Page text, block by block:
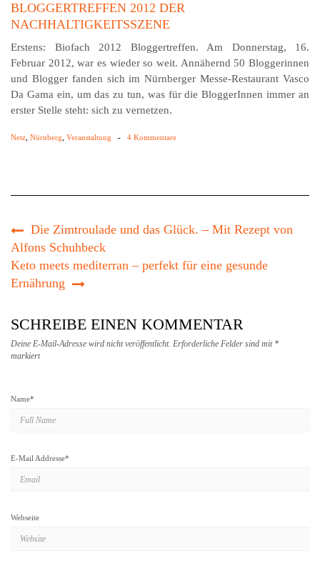
BLOGGERTREFFEN 2012 DER
NACHHALTIGKEITSSZENE
Erstens: Biofach 2012 Bloggertreffen. Am Donnerstag, 16.
Februar 2012, war es wieder so weit. Annähernd 50 Bloggerinnen
und Blogger fanden sich im Nürnberger Messe-Restaurant Vasco
Da Gama ein, um das zu tun, was für die BloggerInnen immer an
erster Stelle steht: sich zu vernetzen.
Netz Nürnberg Veranstaltung - 4 Kommentare
Die Zimtroulade und das Glück. – Mit Rezept von
Alfons Schuhbeck
Keto meets mediterran – perfekt für eine gesunde
Ernährung
SCHREIBE EINEN KOMMENTAR
Deine E-Mail-Adresse wird nicht veröffentlicht. Erforderliche Felder sind mit *
markiert
Name*
E-Mail Addresse*
Webseite